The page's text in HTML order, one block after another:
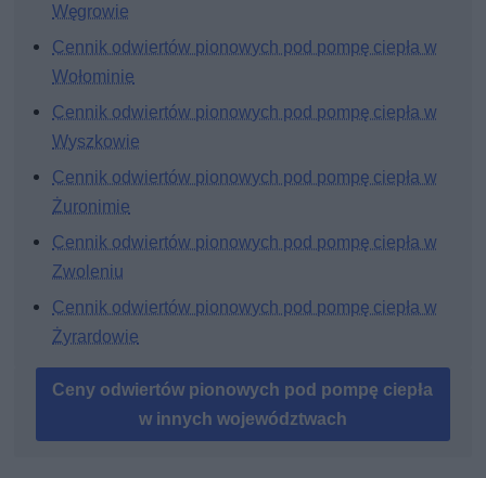
Węgrowie
Cennik odwiertów pionowych pod pompę ciepła w
Wołominie
Cennik odwiertów pionowych pod pompę ciepła w
Wyszkowie
Cennik odwiertów pionowych pod pompę ciepła w
Żuronimie
Cennik odwiertów pionowych pod pompę ciepła w
Zwoleniu
Cennik odwiertów pionowych pod pompę ciepła w
Żyrardowie
Ceny odwiertów pionowych pod pompę ciepła
w innych województwach